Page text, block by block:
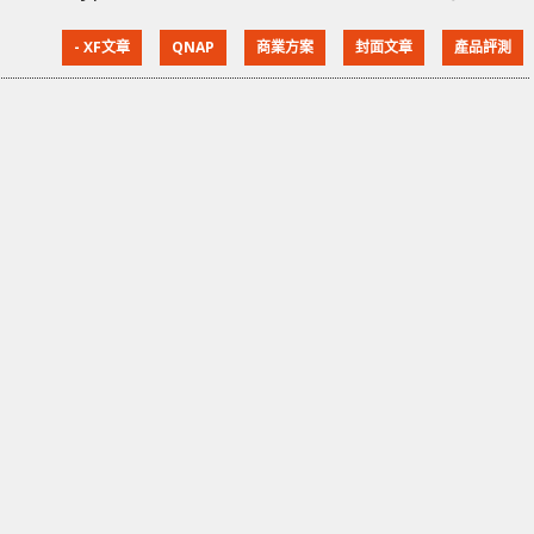
Type-C 或 Thunderbolt 4/3 介面，即可支援 10GbE 網
絡。 擁有高便攜性 QNAP QNA-UC10G1T/QNA-
- XF文章 QNAP 商業方案 封面文章 產品評測